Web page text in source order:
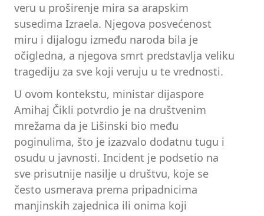
veru u proširenje mira sa arapskim
susedima Izraela. Njegova posvećenost
miru i dijalogu između naroda bila je
očigledna, a njegova smrt predstavlja veliku
tragediju za sve koji veruju u te vrednosti.
U ovom kontekstu, ministar dijaspore
Amihaj Čikli potvrdio je na društvenim
mrežama da je Lišinski bio među
poginulima, što je izazvalo dodatnu tugu i
osudu u javnosti. Incident je podsetio na
sve prisutnije nasilje u društvu, koje se
često usmerava prema pripadnicima
manjinskih zajednica ili onima koji